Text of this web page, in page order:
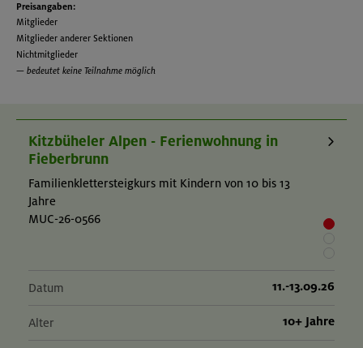
Wetter in Relation zur Leistungsfähigkeit der Kinder
einzuschätzen.
Voraussetzung:
Technische Fähigkeiten:
für Anfänger geeignet!
Preisangaben:
Mitglieder
Mitglieder anderer Sektionen
Nichtmitglieder
— bedeutet keine Teilnahme möglich
Kitzbüheler Alpen - Ferienwohnung in
Fieberbrunn
Familienklettersteigkurs mit Kindern von 10 bis 13
Jahre
MUC-26-0566
Datum 11.-13.09.26
Alter 10+ Jahre